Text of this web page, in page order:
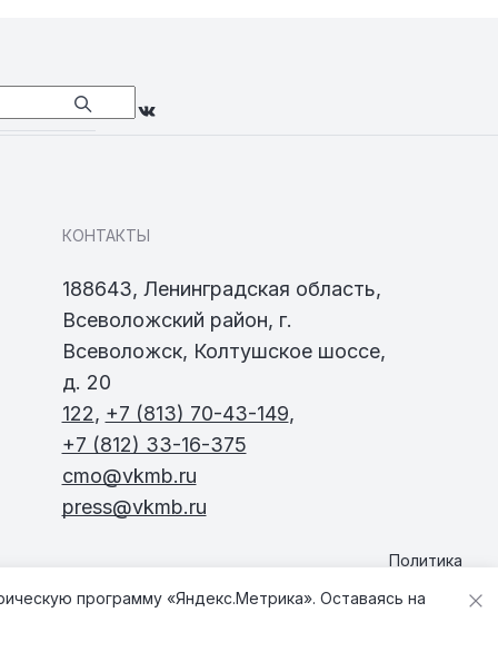
программу «Яндекс.Метрика». Оставаясь на
КОНТАКТЫ
188643, Ленинградская область,
Всеволожский район, г.
Всеволожск, Колтушское шоссе,
д. 20
122, +7 (813) 70-43-149,
+7 (812) 33-16-375
cmo@vkmb.ru
press@vkmb.ru
Политика
Карта сайта